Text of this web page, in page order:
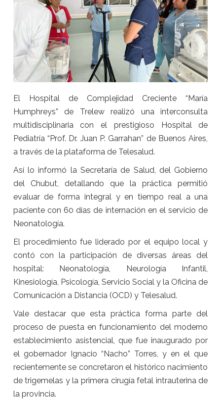
El Hospital de Complejidad Creciente “María
Humphreys” de Trelew realizó una interconsulta
multidisciplinaria con el prestigioso Hospital de
Pediatría “Prof. Dr. Juan P. Garrahan” de Buenos Aires,
a través de la plataforma de Telesalud.
Así lo informó la Secretaría de Salud, del Gobierno
del Chubut, detallando que la práctica permitió
evaluar de forma integral y en tiempo real a una
paciente con 60 días de internación en el servicio de
Neonatología.
El procedimiento fue liderado por el equipo local y
contó con la participación de diversas áreas del
hospital: Neonatología, Neurología Infantil,
Kinesiología, Psicología, Servicio Social y la Oficina de
Comunicación a Distancia (OCD) y Telesalud.
Vale destacar que esta práctica forma parte del
proceso de puesta en funcionamiento del moderno
establecimiento asistencial, que fue inaugurado por
el gobernador Ignacio “Nacho” Torres, y en el que
recientemente se concretaron el histórico nacimiento
de trigemelas y la primera cirugía fetal intrauterina de
la provincia.